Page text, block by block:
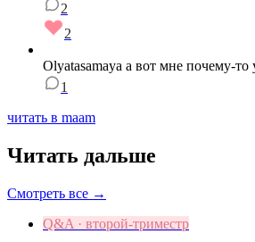
2
2
Olyatasamaya а вот мне почему-
1
читать в maam
Читать дальше
Смотреть все →
Q&A · второй-триместр